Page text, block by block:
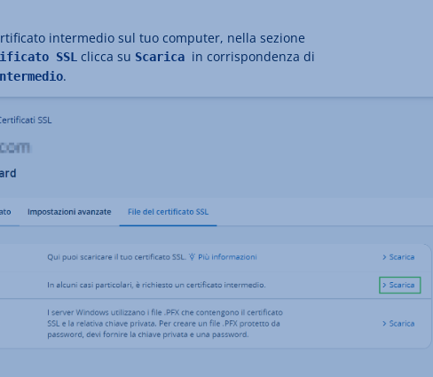
intermedio sul tuo computer, nella sezione
SSL clicca su Scarica in corrispondenza di
.